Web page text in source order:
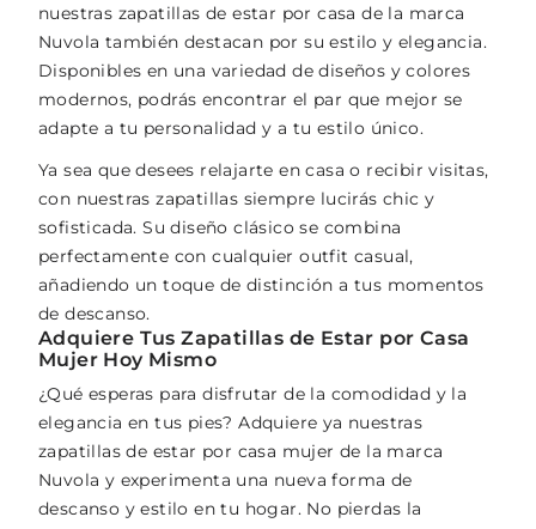
nuestras zapatillas de estar por casa de la marca
Nuvola también destacan por su estilo y elegancia.
Disponibles en una variedad de diseños y colores
modernos, podrás encontrar el par que mejor se
adapte a tu personalidad y a tu estilo único.
Ya sea que desees relajarte en casa o recibir visitas,
con nuestras zapatillas siempre lucirás chic y
sofisticada. Su diseño clásico se combina
perfectamente con cualquier outfit casual,
añadiendo un toque de distinción a tus momentos
de descanso.
Adquiere Tus Zapatillas de Estar por Casa
Mujer Hoy Mismo
¿Qué esperas para disfrutar de la comodidad y la
elegancia en tus pies? Adquiere ya nuestras
zapatillas de estar por casa mujer de la marca
Nuvola y experimenta una nueva forma de
descanso y estilo en tu hogar. No pierdas la